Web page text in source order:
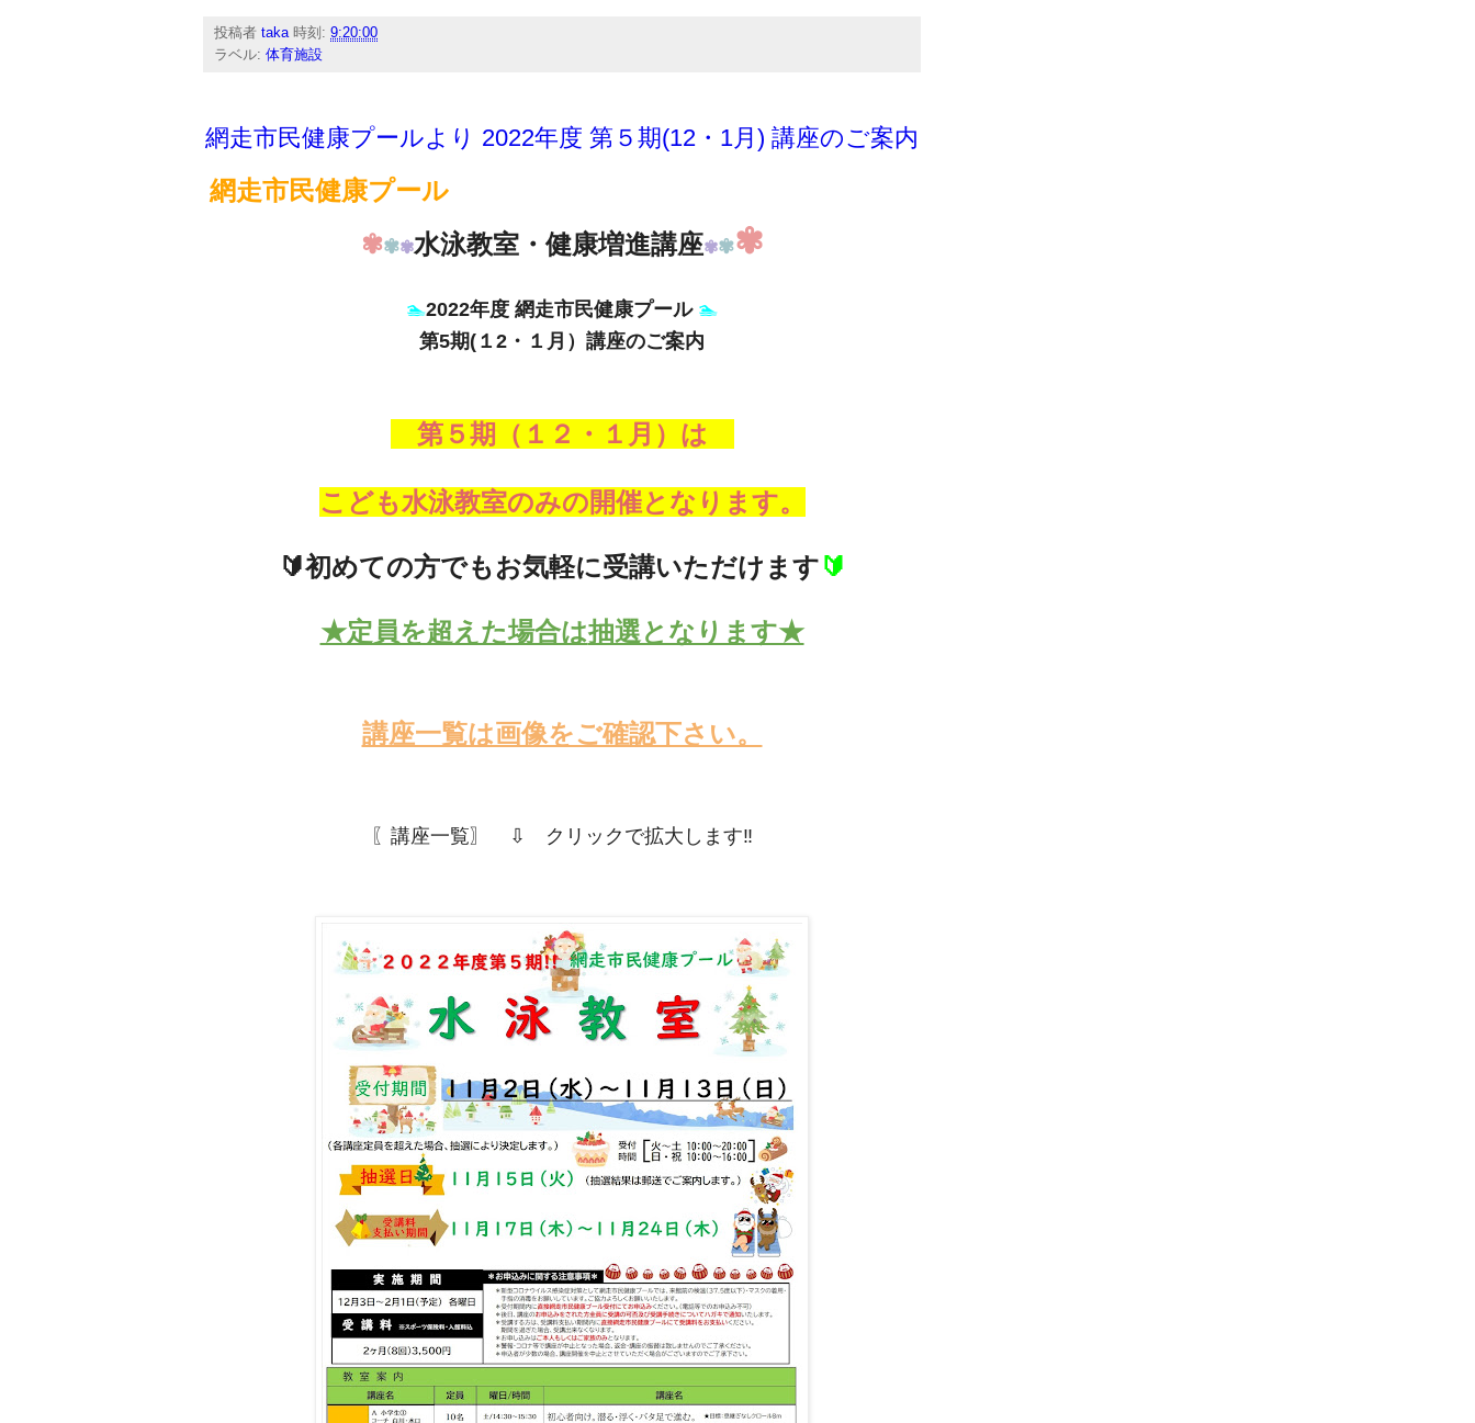
投稿者 taka 時刻: 9:20:00
ラベル: 体育施設
網走市民健康プールより 2022年度 第５期(12・1月) 講座のご案内
網走市民健康プール
✾✾✾水泳教室・健康増進講座✾✾✾
🏊2022年度 網走市民健康プール 🏊
第5期(１2・１月）講座のご案内
第５期（１２・１月）は
こども水泳教室のみの開催となります。
🔰初めての方でもお気軽に受講いただけます🔰
★定員を超えた場合は抽選となります★
講座一覧は画像をご確認下さい。
〖講座一覧〗 ⇩ クリックで拡大します‼